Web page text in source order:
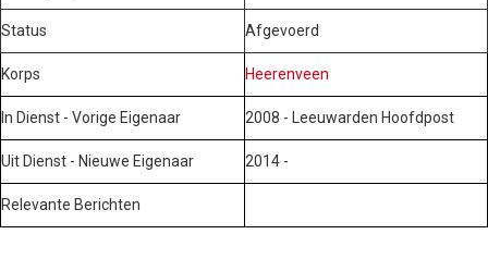
Status Afgevoerd
Korps Heerenveen
In Dienst - Vorige Eigenaar 2008 - Leeuwarden Hoofdpost
Uit Dienst - Nieuwe Eigenaar 2014 -
Relevante Berichten